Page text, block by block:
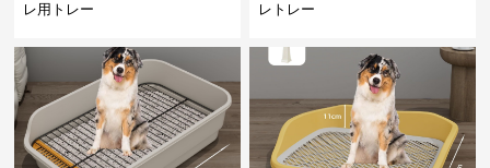
レ用トレー
レトレー